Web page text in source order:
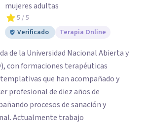
mujeres adultas
5 / 5
Verificado
Terapia Online
de la Universidad Nacional Abierta y
con formaciones terapéuticas
que han acompañado y
profesional de diez años de
procesos de sanación y